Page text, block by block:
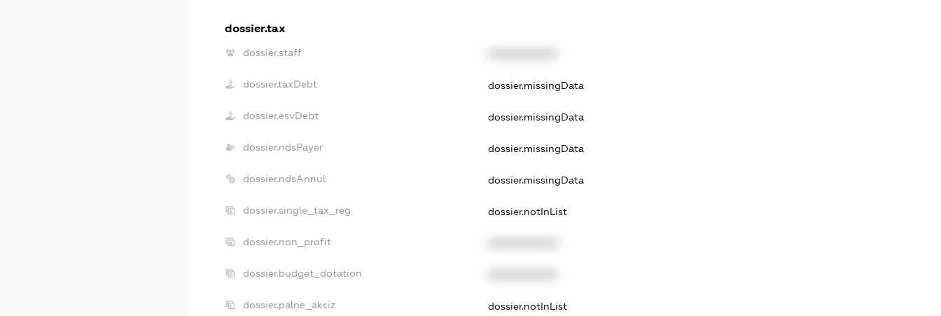
dossier.tax
dossier.staff
dossier.taxDebt dossier.missingData
dossier.esvDebt dossier.missingData
dossier.ndsPayer dossier.missingData
dossier.ndsAnnul dossier.missingData
dossier.single_tax_reg dossier.notInList
dossier.non_profit
dossier.budget_dotation
dossier.palne_akciz dossier.notInList